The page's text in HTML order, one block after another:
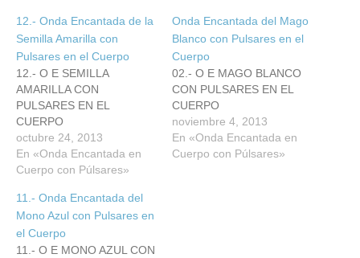
12.- Onda Encantada de la
Semilla Amarilla con
Pulsares en el Cuerpo
12.- O E SEMILLA
AMARILLA CON
PULSARES EN EL
CUERPO
octubre 24, 2013
En «Onda Encantada en
Cuerpo con Púlsares»
Onda Encantada del Mago
Blanco con Pulsares en el
Cuerpo
02.- O E MAGO BLANCO
CON PULSARES EN EL
CUERPO
noviembre 4, 2013
En «Onda Encantada en
Cuerpo con Púlsares»
11.- Onda Encantada del
Mono Azul con Pulsares en
el Cuerpo
11.- O E MONO AZUL CON